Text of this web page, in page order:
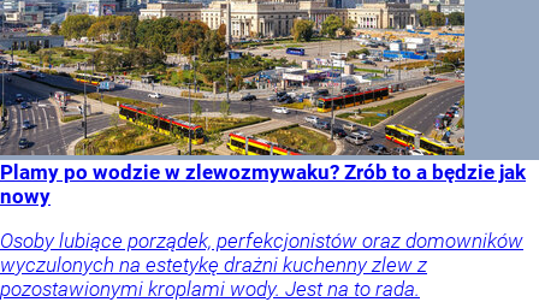
Plamy po wodzie w zlewozmywaku? Zrób to a będzie jak
nowy
Osoby lubiące porządek, perfekcjonistów oraz domowników
wyczulonych na estetykę drażni kuchenny zlew z
pozostawionymi kroplami wody. Jest na to rada.